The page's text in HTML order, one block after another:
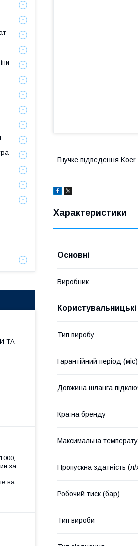
Гнучке підведення
Характеристики
Основні
Виробник
Тип виробу
Гарантійний період (міс)
Довжина шланга
Країна бренду
Максимальна
Пропускна здатність (л/
Робочий тиск (бар)
Тип вироби
ТА
за
на